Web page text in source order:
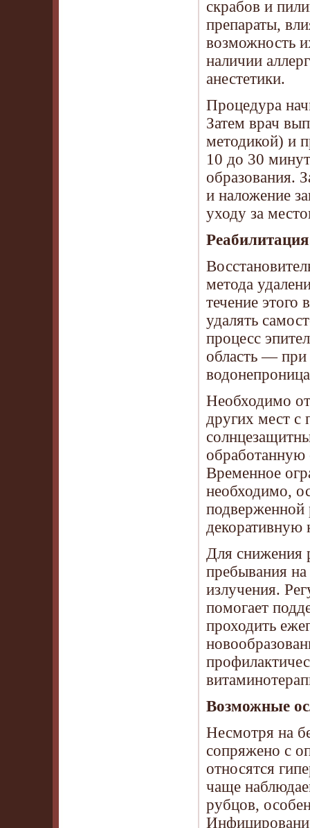
скрабов и
препараты,
возможность
наличии
анестетики.
Процедура
Затем врач
методикой) и
10 до 30
образования.
и наложение
уходу за
метода
течение этого
удалять
процесс
область —
Необходимо
других мест
обработанную
Временное
необходимо,
подверженной
декоративную
Для снижения
пребывания
излучения.
помогает
проходить
Возможные
Несмотря на
сопряжено с
относятся
чаще
рубцов,